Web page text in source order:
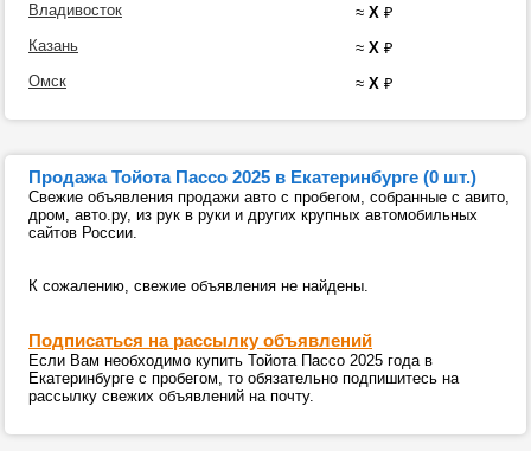
Владивосток
≈ X ₽
Казань
≈ X ₽
Омск
≈ X ₽
Продажа Тойота Пассо 2025 в Екатеринбурге (0 шт.)
Свежие объявления продажи авто с пробегом, собранные с авито,
дром, авто.ру, из рук в руки и других крупных автомобильных
сайтов России.
К сожалению, свежие объявления не найдены.
Подписаться на рассылку объявлений
Если Вам необходимо купить Тойота Пассо 2025 года в
Екатеринбурге с пробегом, то обязательно подпишитесь на
рассылку свежих объявлений на почту.